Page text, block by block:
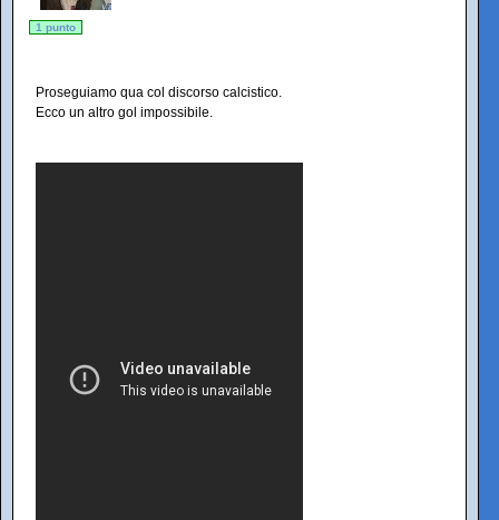
1 punto
Proseguiamo qua col discorso calcistico.
Ecco un altro gol impossibile.